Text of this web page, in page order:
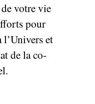
votre vie
pour
et
de la co-